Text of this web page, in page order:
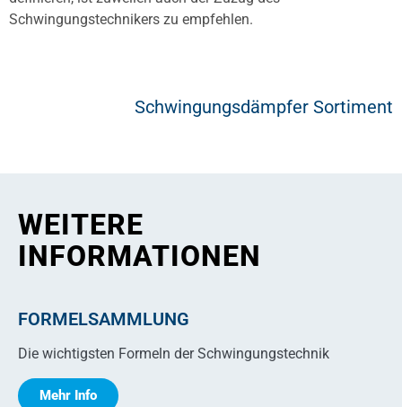
Schwingungstechnikers zu empfehlen.
Schwingungsdämpfer Sortiment
WEITERE
INFORMATIONEN
FORMELSAMMLUNG
Die wichtigsten Formeln der Schwingungstechnik
Mehr Info